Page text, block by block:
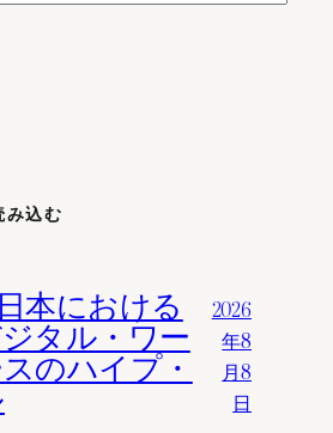
み込む
本における
タル・ワー
のハイプ・
2026
年8
月8
日